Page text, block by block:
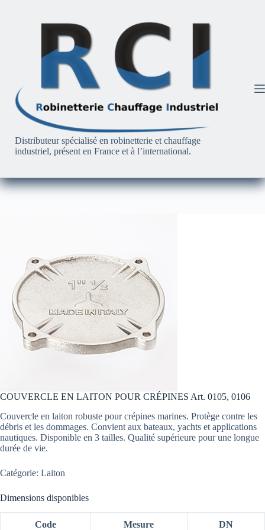
Distributeur spécialisé en robinetterie et chauffage
industriel, présent en France et à l’international.
COUVERCLE EN LAITON POUR CRÉPINES Art. 0105, 0106
Couvercle en laiton robuste pour crépines marines. Protège contre les
débris et les dommages. Convient aux bateaux, yachts et applications
nautiques. Disponible en 3 tailles. Qualité supérieure pour une longue
durée de vie.
Catégorie: Laiton
Dimensions disponibles
Code Mesure DN